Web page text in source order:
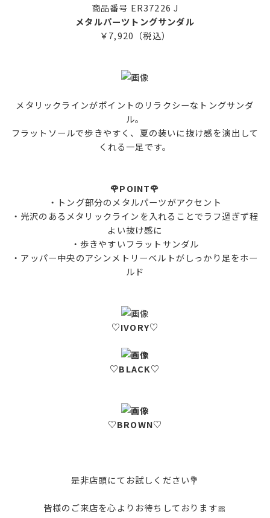
商品番号 ER37226 J
メタルパーツトングサンダル
￥7,920（税込）
メタリックラインがポイントのリラクシーなトングサンダ
ル。
フラットソールで歩きやすく、夏の装いに抜け感を演出して
くれる一足です。
🌹POINT🌹
・トング部分のメタルパーツがアクセント
・光沢のあるメタリックラインを入れることでラフ過ぎず程
よい抜け感に
・歩きやすいフラットサンダル
・アッパー中央のアシンメトリーベルトがしっかり足をホー
ルド
♡IVORY♡
♡BLACK♡
♡BROWN♡
是非店頭にてお試しください💐
皆様のご来店を心よりお待ちしております🎀